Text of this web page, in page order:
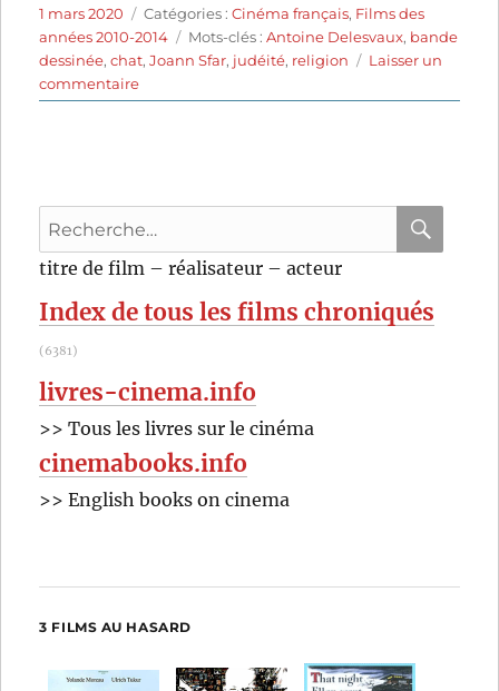
Publié
le
1 mars 2020 Catégories
Catégories :Cinéma français, Films des
années 2010-2014
Étiquettes
Mots-clés :Antoine Delesvaux, bande
dessinée,chat,Joann Sfar, judéité, religion
Laisser un
commentairesur
Le
de
Sfar
Antoine
Recherche
pour
titre de film – réalisateur – acteur
Index de tous les films chroniqués
(6381)
livres-cinema.info
>> Tous les livres sur le cinéma
cinemabooks.info
>> English books on cinema
3 FILMS AU HASARD